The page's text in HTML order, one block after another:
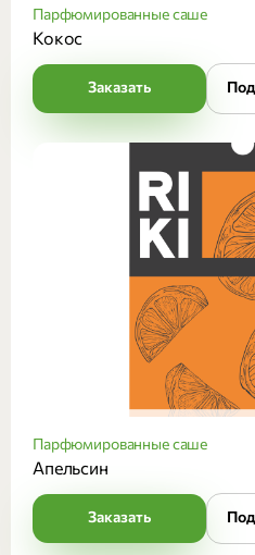
Парфюмированные саше
Кокос
Заказать
Парфюмированные саше
Апельсин
Заказать